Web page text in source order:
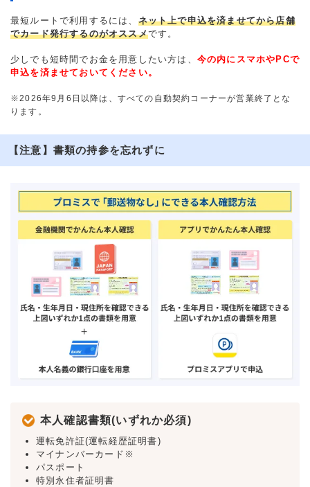
最短ルートで利用するには、 ネット上で申込を済ませてから店舗
でカード発行するのがオススメです。
少しでも短時間でお金を用意したい方は、 今の内にスマホやPCで
申込を済ませておいてください。
※2026年9月6日以降は、すべての自動契約コーナーが営業終了とな
ります。
【注意】書類の持参を忘れずに
本人確認書類(いずれか必須)
運転免許証(運転経歴証明書)
マイナンバーカード※
パスポート
特別永住者証明書